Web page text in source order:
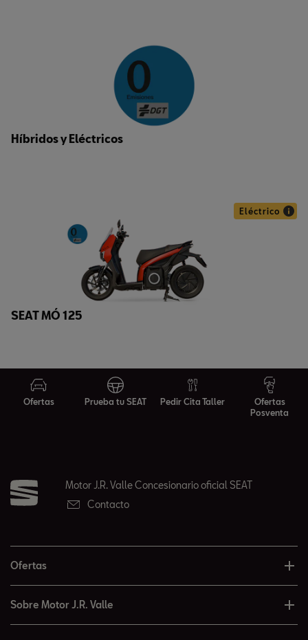
Ofertas Prueba tu SEAT Pedir Cita Taller
Ofertas
Posventa
Híbridos y Eléctricos
Eléctrico
SEAT MÓ 125
Motor J.R. Valle Concesionario oficial SEAT
Contacto
Ofertas
Sobre Motor J.R. Valle